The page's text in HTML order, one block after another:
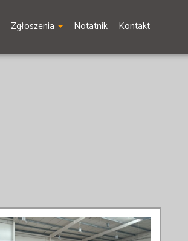
Zgłoszenia Notatnik Kontakt